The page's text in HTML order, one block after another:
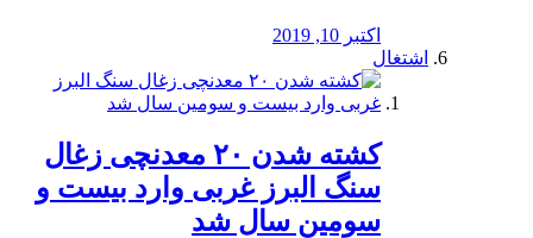
اکتبر 10, 2019
اشتغال
کشته شدن ۲۰ معدنچی زغال
سنگ البرز غربی وارد بیست و
سومین سال شد